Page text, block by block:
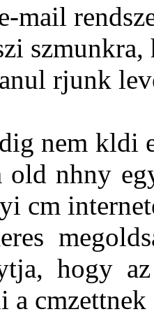
mail
rjunk
nem kldi
old nhny
cm
hogy
a cmzettnek